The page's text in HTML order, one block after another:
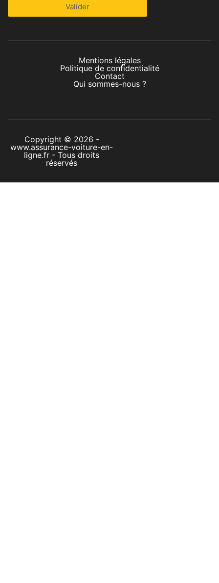
Valider
Mentions légales
Politique de confidentialité
Contact
Qui sommes-nous ?
Copyright © 2026 -
www.assurance-voiture-en-
ligne.fr - Tous droits
réservés